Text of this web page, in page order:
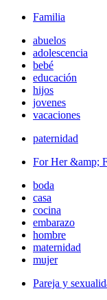
Familia
abuelos
adolescencia
bebé
educación
hijos
jovenes
vacaciones
paternidad
For Her &amp;
boda
casa
cocina
embarazo
hombre
maternidad
mujer
Pareja y